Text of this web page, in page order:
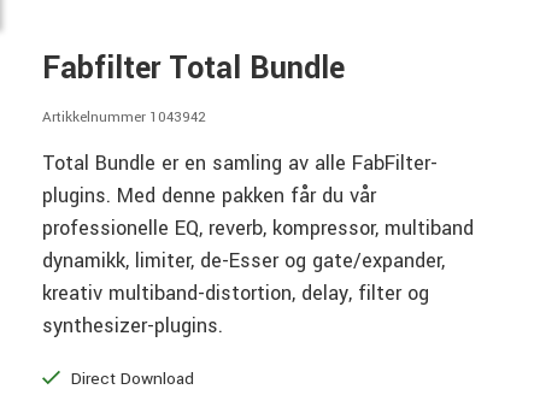
Fabfilter Total Bundle
Artikkelnummer 1043942
Total Bundle er en samling av alle FabFilter-
plugins. Med denne pakken får du vår
professionelle EQ, reverb, kompressor, multiband
dynamikk, limiter, de-Esser og gate/expander,
kreativ multiband-distortion, delay, filter og
synthesizer-plugins.
Direct Download